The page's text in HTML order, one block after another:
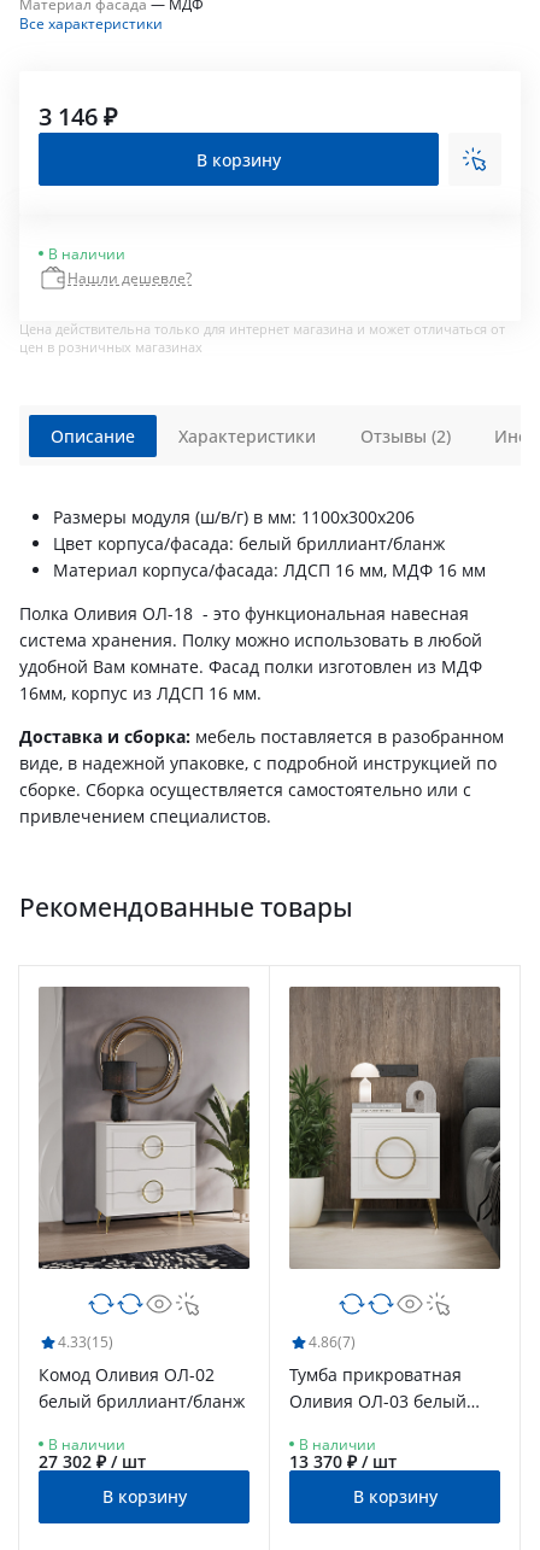
Все характеристики
3 146 ₽
В корзину
В наличии
Нашли дешевле?
Цена действительна только для интернет магазина и может отличаться от
цен в розничных магазинах
Описание
Размеры модуля (ш/в/г) в мм: 1100х300х206
Цвет корпуса/фасада: белый бриллиант/бланж
Материал корпуса/фасада: ЛДСП 16 мм, МДФ 16 мм
Полка Оливия ОЛ-18 - это функциональная навесная
система хранения. Полку можно использовать в любой
удобной Вам комнате. Фасад полки изготовлен из МДФ
16мм, корпус из ЛДСП 16 мм.
Доставка и сборка: мебель поставляется в разобранном
виде, в надежной упаковке, с подробной инструкцией по
сборке. Сборка осуществляется самостоятельно или с
привлечением специалистов.
Характеристики Отзывы (2)
Рекомендованные товары
4.33(15)
Комод Оливия ОЛ-02
белый бриллиант/бланж
В наличии
27 302 ₽ / шт
В корзину
4.86(7)
Тумба прикроватная
Оливия ОЛ-03 белый
В наличии
13 370 ₽ / шт
В корзину